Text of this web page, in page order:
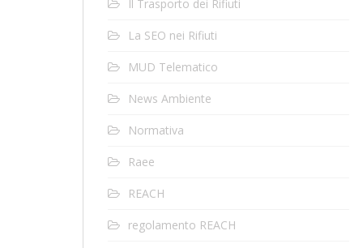
Il Trasporto dei Rifiuti
La SEO nei Rifiuti
MUD Telematico
News Ambiente
Normativa
Raee
REACH
regolamento REACH